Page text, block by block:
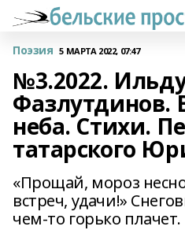
Поэзия 5 МАРТА 2022, 07:47
№3.2022.
Фазлутдинов.
неба. Стихи.
татарского
«Прощай, мороз
встреч, удачи!»
чем-то горько плачет.